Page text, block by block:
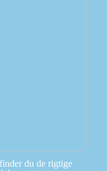
du de rigtige